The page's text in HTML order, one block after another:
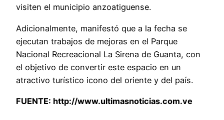
visiten el municipio anzoatiguense.
Adicionalmente, manifestó que a la fecha se
ejecutan trabajos de mejoras en el Parque
Nacional Recreacional La Sirena de Guanta, con
el objetivo de convertir este espacio en un
atractivo turístico icono del oriente y del país.
FUENTE: http://www.ultimasnoticias.com.ve